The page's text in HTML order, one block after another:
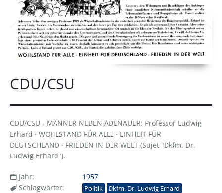
CDU/CSU
CDU/CSU - MÄNNER NEBEN ADENAUER: Professor Ludwig
Erhard · WOHLSTAND FÜR ALLE · EINHEIT FÜR
DEUTSCHLAND · FRIEDEN IN DER WELT (Sujet "Dkfm. Dr.
Ludwig Erhard").
Jahr:
1957
Schlagwörter:
Politik Dkfm. Dr. Ludwig Erhard